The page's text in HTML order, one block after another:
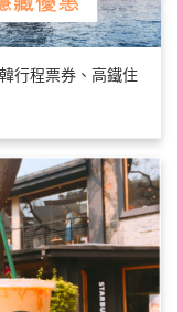
行程票券、高鐵住